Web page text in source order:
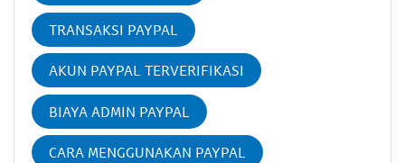
TRANSAKSI PAYPAL
AKUN PAYPAL TERVERIFIKASI
BIAYA ADMIN PAYPAL
CARA MENGGUNAKAN PAYPAL